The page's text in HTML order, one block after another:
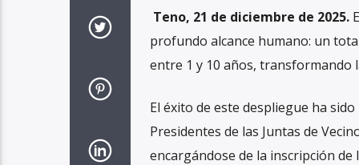
Teno, 21 de diciembre de 2025.
profundo alcance humano: un
entre 1 y 10 años, transformando
El éxito de este despliegue ha
Presidentes de las Juntas de
encargándose de la inscripción